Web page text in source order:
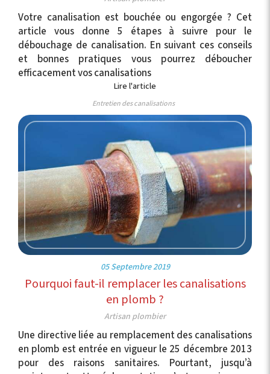
Votre canalisation est bouchée ou engorgée ? Cet
article vous donne 5 étapes à suivre pour le
débouchage de canalisation. En suivant ces conseils
et bonnes pratiques vous pourrez déboucher
efficacement vos canalisations
Lire l'article
Entretien des canalisations
05 Septembre 2019
Pourquoi faut-il remplacer les canalisations
en plomb ?
Artisan plombier
Une directive liée au remplacement des canalisations
en plomb est entrée en vigueur le 25 décembre 2013
pour des raisons sanitaires. Pourtant, jusqu’à